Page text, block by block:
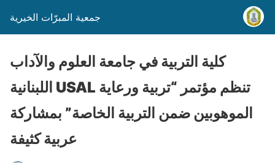
جمعية المبرّات الخيرية
كلية التربية في جامعة العلوم والآداب
اللبنانية USAL تنظم مؤتمر “تربية ورعاية
الموهوبين ضمن التربية الخاصة” بمشاركة
عربية كثيفة